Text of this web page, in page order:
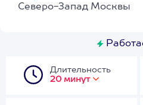
Северо-Запад Москвы
Длительность
20 минут